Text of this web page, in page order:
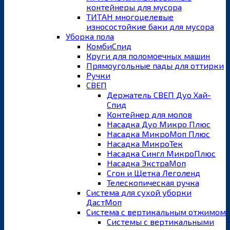
контейнеры для мусора
ТИТАН многоцелевые
износостойкие баки для мусора
Уборка пола
КомбиСпид
Круги для поломоечных машин
Прямоугольные пады для оттирки
Ручки
СВЕП
Держатель СВЕП Дуо Хай-
Спид
Контейнер для мопов
Насадка Дуо Микро Плюс
Насадка МикроМоп Плюс
Насадка МикроТек
Насадка Сингл МикроПлюс
Насадка ЭкстраМоп
Сгон и Щетка Леголенд
Телескопическая ручка
Система для сухой уборки
ДастМоп
Система с вертикальным отжимом
Системы с вертикальными